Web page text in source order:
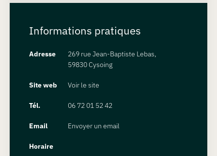
Informations pratiques
Adresse
269 rue Jean-Baptiste Lebas,
59830 Cysoing
Site web Voir le site
Tél. 06 72 01 52 42
Email Envoyer un email
Horaire